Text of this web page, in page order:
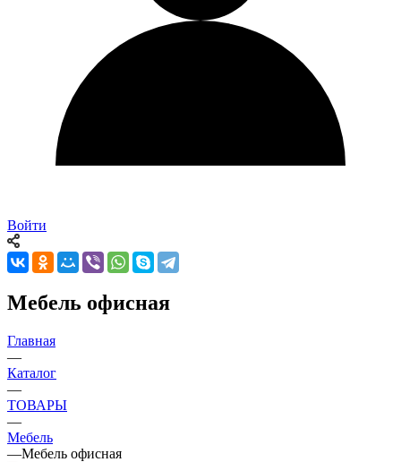
Войти
Мебель офисная
Главная
—
Каталог
—
ТОВАРЫ
—
Мебель
—Мебель офисная